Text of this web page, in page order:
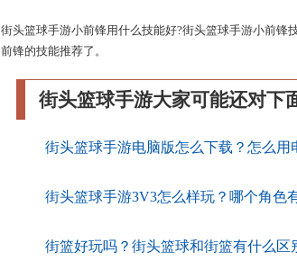
街头篮球手游小前锋用什么技能好?街头篮球手游小前锋
前锋的技能推荐了。
街头篮球手游大家可能还对下
街头篮球手游电脑版怎么下载？怎么用
街头篮球手游3V3怎么样玩？哪个角色
街篮好玩吗？街头篮球和街篮有什么区